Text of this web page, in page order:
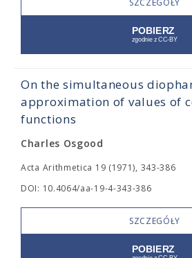
SZCZEGÓŁY
On the simultaneous
approximation of values of
functions
Charles Osgood
Acta Arithmetica 19 (1971), 343-386
DOI: 10.4064/aa-19-4-343-386
SZCZEGÓŁY